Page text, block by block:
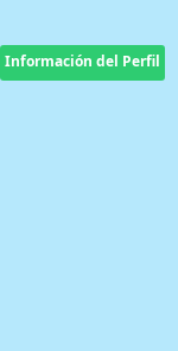
Información del Perfil